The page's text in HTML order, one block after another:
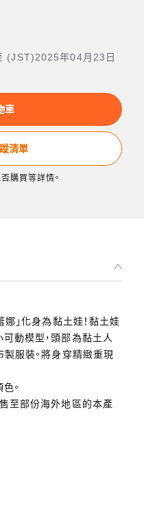
(JST)2025年04月23日
車
清單
購買等詳情。
娜」化身為黏土娃！黏土娃
動模型，頭部為黏土人
製服裝。將身穿精緻重現
。
至部份海外地區的本產